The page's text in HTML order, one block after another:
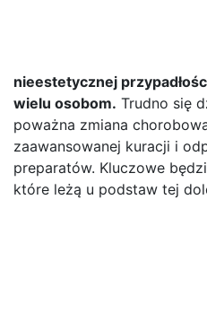
nieestetycznej
wielu osobom. Trudno się
poważna zmiana
zaawansowanej kuracji i
preparatów. Kluczowe
które leżą u podstaw tej